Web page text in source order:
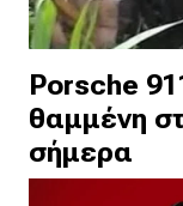
Porsche
θαμμένη
σήμερα